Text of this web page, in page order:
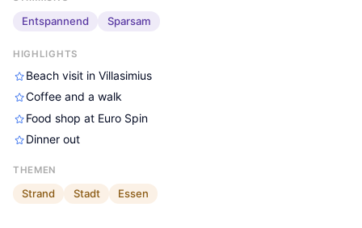
Entspannend Sparsam
HIGHLIGHTS
Beach visit in Villasimius
Coffee and a walk
Food shop at Euro Spin
Dinner out
THEMEN
Strand Stadt Essen